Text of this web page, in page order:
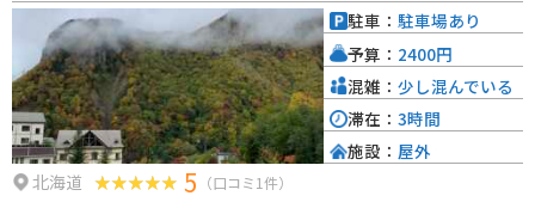
北海道 5 （口コミ1件）
駐車： 駐車場あり
予算： 2400円
混雑： 少し混んでいる
滞在： 3時間
施設： 屋外